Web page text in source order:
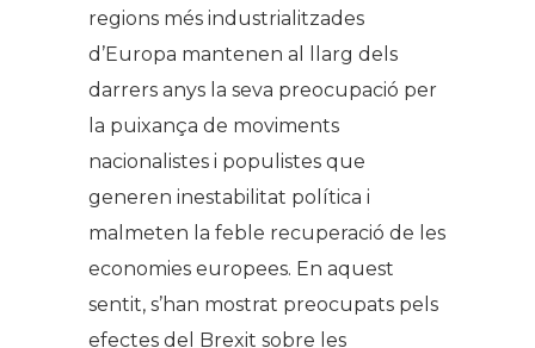
regions més industrialitzades
d’Europa mantenen al llarg dels
darrers anys la seva preocupació per
la puixança de moviments
nacionalistes i populistes que
generen inestabilitat política i
malmeten la feble recuperació de les
economies europees. En aquest
sentit, s’han mostrat preocupats pels
efectes del Brexit sobre les